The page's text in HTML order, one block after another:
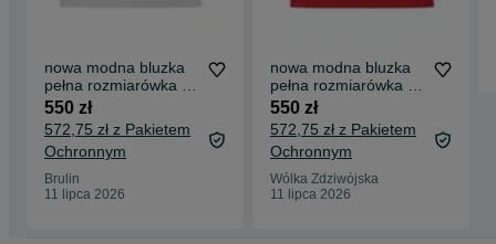
nowa modna bluzka
pełna rozmiarówka S
-XXL
550 zł
572,75 zł z Pakietem
Ochronnym
Brulin
11 lipca 2026
nowa modna bluzka
pełna rozmiarówka S
-XXL
550 zł
572,75 zł z Pakietem
Ochronnym
Wólka Zdziwójska
11 lipca 2026